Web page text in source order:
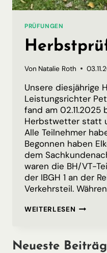
PRÜFUNGEN
Von Natalie Roth
Unsere diesjährige
Leistungsrichter
fand am
Herbstwetter statt
Alle Teilnehmer
Begonnen haben
dem
waren die BH/VT-
der IBGH 1 an der
Verkehrsteil.
WEITERLESEN
Neueste